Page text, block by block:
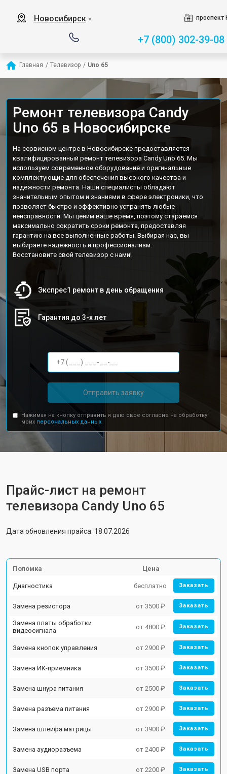
Новосибирск ▼ проспект
+7 (800) 302-39-08
Главная / Телевизор / Uno 65
Ремонт телевизора Candy
Uno 65 в Новосибирске
На сервисном центре в Новосибирске предоставляется
квалифицированный ремонт телевизора Candy Uno 65. Мы
используем современное оборудование и оригинальные
комплектующие для обеспечения высокого качества и
надежности ремонта. Наши специалисты обладают
значительным опытом и знаниями в сфере электроники, что
позволяет быстро и эффективно устранять любые
неисправности. Мы ценим ваше время, поэтому стараемся
максимально сократить сроки ремонта, предоставляя
гарантию на все выполненные работы. Выбирая нас, вы
выбираете надежность и профессионализм.
Восстановите свой телевизор с нами!
Экспрес1 ремонт в день обращения
Гарантия до 3-х лет
Отправить заявку
Нажимая на кнопку отправить я даю свое согласие на обработку
моих персональных данных.
Прайс-лист на ремонт
телевизора Candy Uno 65
Дата обновления прайса: 18.07.2026
Поломка Цена
Диагностика бесплатно Заказать
Замена резистора от 3500 ₽ Заказать
Замена платы обработки
видеосигнала
от 4800 ₽ Заказать
Замена кнопок управления от 2900 ₽ Заказать
Замена ИК-приемника от 3500 ₽ Заказать
Замена шнура питания от 2500 ₽ Заказать
Замена разъема питания от 2900 ₽ Заказать
Замена шлейфа матрицы от 3900 ₽ Заказать
Замена аудиоразъема от 2400 ₽ Заказать
Замена USB порта от 2200 ₽ Заказать